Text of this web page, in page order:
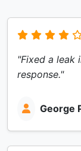
"Fixed a leak
response."
George